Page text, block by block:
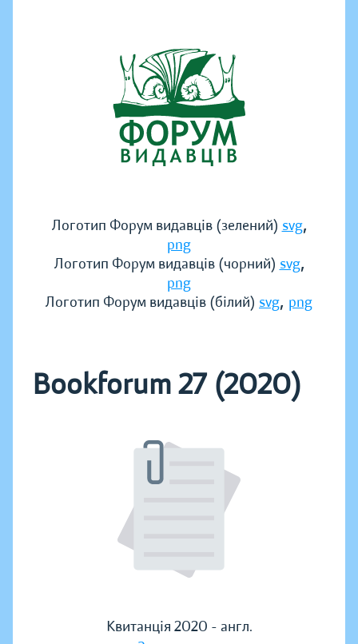
Логотип Форум видавців (зелений) svg,
png
Логотип Форум видавців (чорний) svg,
png
Логотип Форум видавців (білий) svg, png
Bookforum 27 (2020)
Квитанція 2020 - англ.